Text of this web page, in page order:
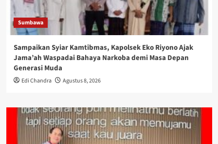
Sumbawa
Sampaikan Syiar Kamtibmas, Kapolsek Eko Riyono Ajak
Jama’ah Waspadai Bahaya Narkoba demi Masa Depan
Generasi Muda
Edi Chandra Agustus 8, 2026